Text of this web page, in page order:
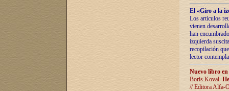
El «Giro a la
Los artículos
vienen
han
izquierda
recopilación
lector
Nuevo libro
Boris Koval.
// Editora Alfa-